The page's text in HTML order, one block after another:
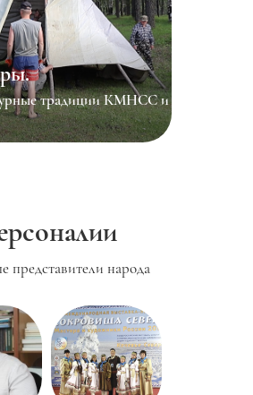
традиции КМНСС и
представители народа